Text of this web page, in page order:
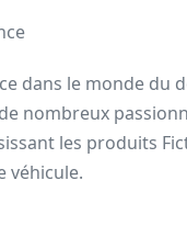
dans le monde du
nombreux
les produits
véhicule.